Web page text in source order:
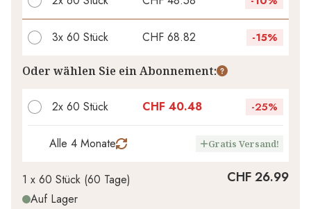
3x 60 Stück CHF 68.82 -15%
Ihr persönlicher Rabatt
1 CHF 0.00
Oder wählen Sie ein Abonnement:
2x 60 Stück CHF 40.48 -25%
Alle 4 Monate Gratis Versand!
1 x 60 Stück (60 Tage)
Auf Lager
CHF 26.99